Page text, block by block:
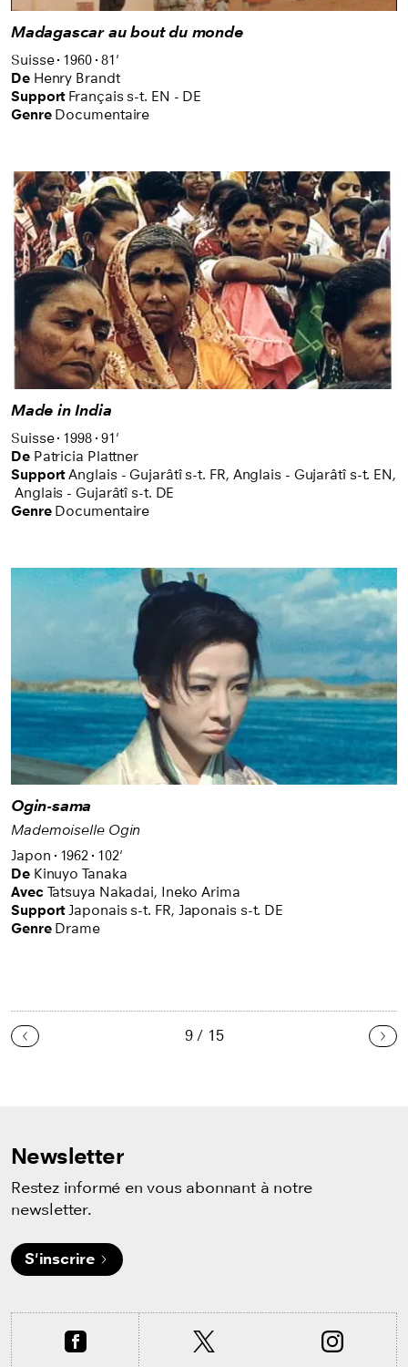
Madagascar au bout du monde
Suisse 1960 81'
De Henry Brandt
Support Français s-t. EN - DE
Genre Documentaire
Made in India
Suisse 1998 91'
De Patricia Plattner
Support Anglais - Gujarâtî s-t. FR, Anglais - Gujarâtî s-t. EN,
Anglais - Gujarâtî s-t. DE
Genre Documentaire
Ogin-sama
Mademoiselle Ogin
Japon
1962 102'
De Kinuyo Tanaka
Avec Tatsuya Nakadai, Ineko Arima
Support Japonais s-t. FR, Japonais s-t. DE
Genre Drame
Précédent 9 / 15
Newsletter
Restez informé en vous abonnant à notre
newsletter.
S'inscrire